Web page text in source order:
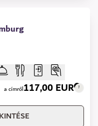
a címről117,00 EUR